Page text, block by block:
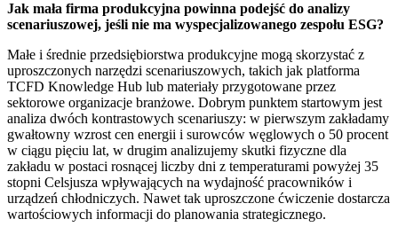
Jak mała firma produkcyjna powinna podejść do analizy
scenariuszowej, jeśli nie ma wyspecjalizowanego zespołu ESG?
Małe i średnie przedsiębiorstwa produkcyjne mogą skorzystać z
uproszczonych narzędzi scenariuszowych, takich jak platforma
TCFD Knowledge Hub lub materiały przygotowane przez
sektorowe organizacje branżowe. Dobrym punktem startowym jest
analiza dwóch kontrastowych scenariuszy: w pierwszym zakładamy
gwałtowny wzrost cen energii i surowców węglowych o 50 procent
w ciągu pięciu lat, w drugim analizujemy skutki fizyczne dla
zakładu w postaci rosnącej liczby dni z temperaturami powyżej 35
stopni Celsjusza wpływających na wydajność pracowników i
urządzeń chłodniczych. Nawet tak uproszczone ćwiczenie dostarcza
wartościowych informacji do planowania strategicznego.